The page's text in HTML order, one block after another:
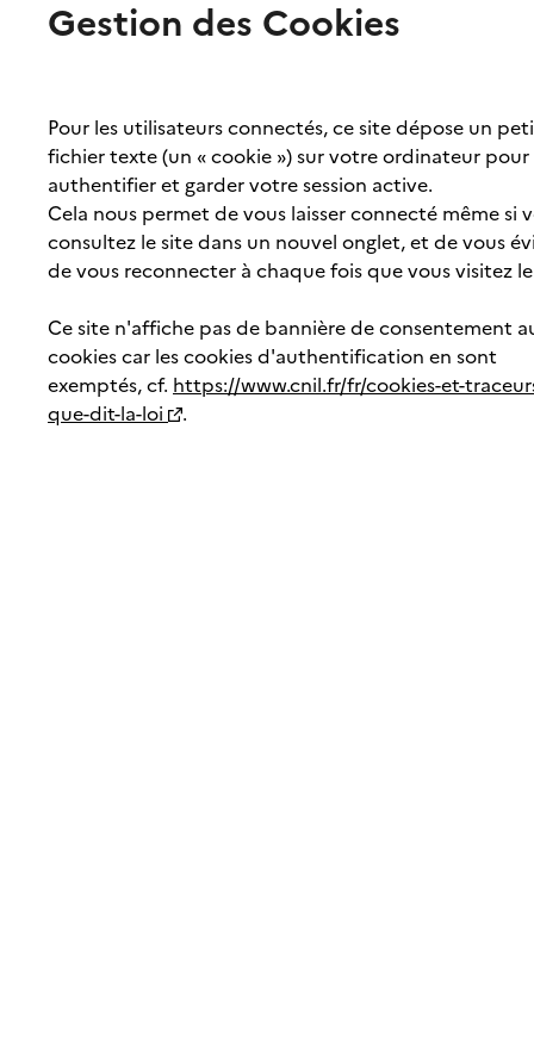
Gestion des Cookies
Pour les utilisateurs connectés, ce site dépose un
fichier texte (un « cookie ») sur votre ordinateur pour
authentifier et garder votre session active.
Cela nous permet de vous laisser connecté même si
consultez le site dans un nouvel onglet, et de vous
de vous reconnecter à chaque fois que vous visitez
Ce site n'affiche pas de bannière de consentement
cookies car les cookies d'authentification en sont
exemptés, cf. https://www.cnil.fr/fr/cookies-et-
que-dit-la-loi
.